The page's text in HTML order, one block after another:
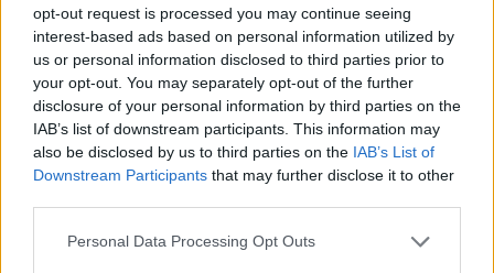
opt-out request is processed you may continue seeing
interest-based ads based on personal information utilized by
us or personal information disclosed to third parties prior to
your opt-out. You may separately opt-out of the further
disclosure of your personal information by third parties on the
IAB’s list of downstream participants. This information may
also be disclosed by us to third parties on the IAB’s List of
Downstream Participants that may further disclose it to other
Personal Data Processing Opt Outs
Να αναπτύσσονται δράσεις γνωριμίας με τον τόπο
ειδικά γνωριμίας της ιδιαίτερης κουλτούρας του
τόπου υλικής και άυλης. Σύνδεσης των μνημείων
μεταξύ τους και ανάδειξη τους μέσα από διάφορες
δράσεις υψηλής προστιθέμενης αξίας. Δεν
χρειάζονται χιλιάδες εκδηλώσεις αλλά μία, δύο, άντε
τρεις ποιοτικές το χρόνο, που θα καθορίζουν το
τουριστικό μέλλον του τόπου.